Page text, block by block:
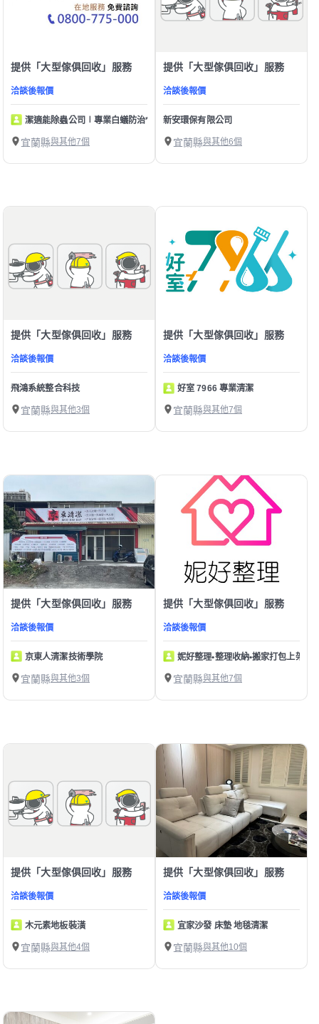
提供「大型傢俱回收」服務
洽談後報價
潔適能除蟲公司∣專業白蟻防治*居家害蟲*防疫消毒
宜蘭縣與其他7個
提供「大型傢俱回收」服務
洽談後報價
新安環保有限公司
宜蘭縣與其他6個
提供「大型傢俱回收」服務
洽談後報價
飛鴻系統整合科技
宜蘭縣與其他3個
提供「大型傢俱回收」服務
洽談後報價
好室 7966 專業清潔
宜蘭縣與其他7個
提供「大型傢俱回收」服務
洽談後報價
京東人清潔技術學院
宜蘭縣與其他3個
提供「大型傢俱回收」服務
洽談後報價
妮好整理•整理收納•搬家打包上架
宜蘭縣與其他7個
提供「大型傢俱回收」服務
洽談後報價
木元素地板裝潢
宜蘭縣與其他4個
提供「大型傢俱回收」服務
洽談後報價
宜家沙發 床墊 地毯清潔
宜蘭縣與其他10個